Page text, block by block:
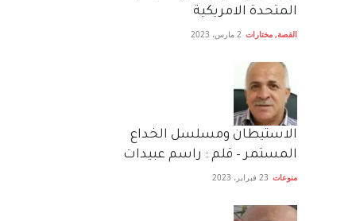
المتحدة الامريكية
القصة, مختارات 2 مارس، 2023
الاستيطان ومسلسل الخداع
المستمر – قلم : راسم عبيدات
منوعات 23 فبراير، 2023